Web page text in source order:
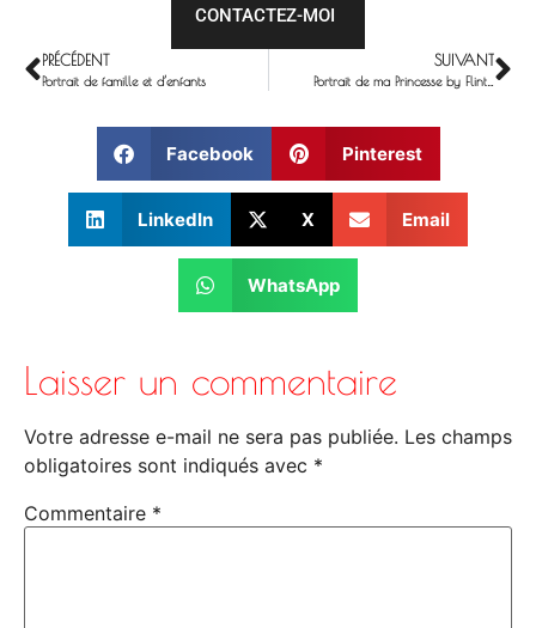
CONTACTEZ-MOI
PRÉCÉDENT
Portrait de famille et d’enfants
SUIVANT
Portrait de ma Princesse by Flint…
Facebook Pinterest
LinkedIn X Email
WhatsApp
Laisser un commentaire
Votre adresse e-mail ne sera pas publiée. Les champs
obligatoires sont indiqués avec *
Commentaire *